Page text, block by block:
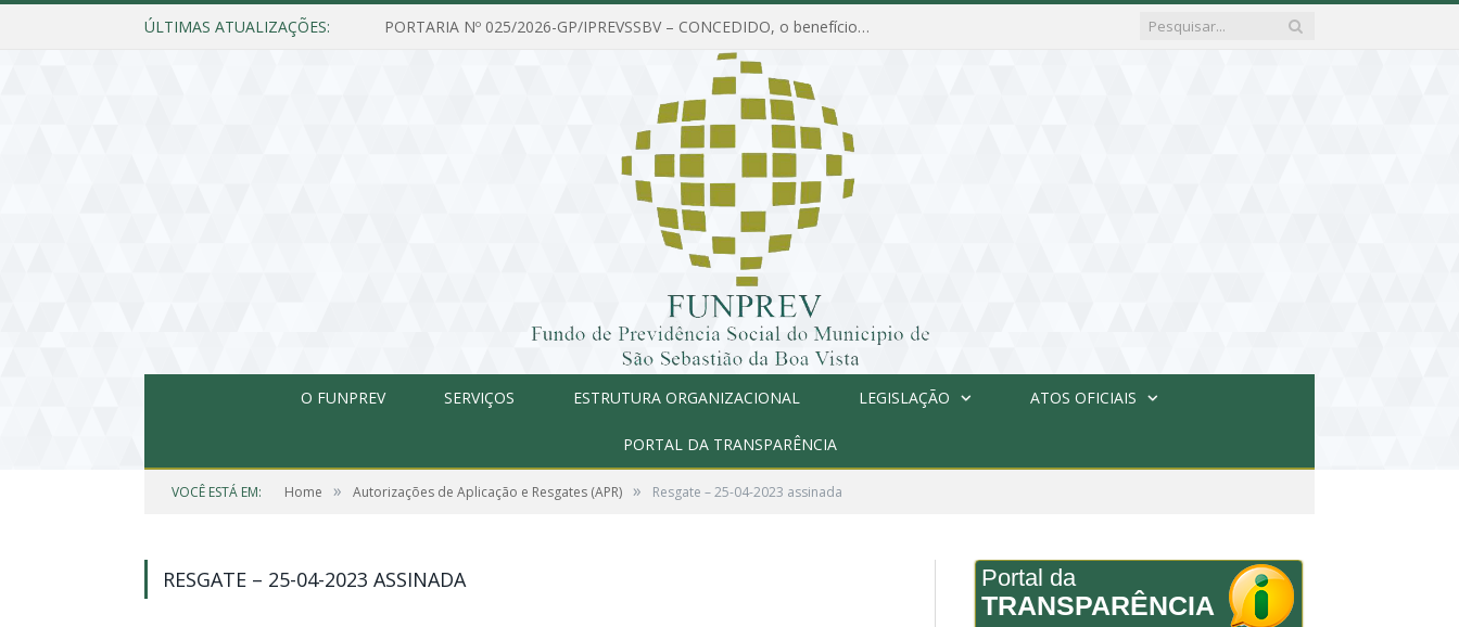
ÚLTIMAS ATUALIZAÇÕES: PORTARIA Nº 025/2026-GP/IPREVSSBV – CONCEDIDO, o benefício de PENSÃO a MARIA ESTELA DOS SANTOS SOUZA
O FUNPREV SERVIÇOS ESTRUTURA ORGANIZACIONAL LEGISLAÇÃO ATOS OFICIAIS
PORTAL DA TRANSPARÊNCIA
VOCÊ ESTÁ EM: Home » Autorizações de Aplicação e Resgates (APR) » Resgate – 25-04-2023 assinada
RESGATE – 25-04-2023 ASSINADA Portal da
TRANSPARÊNCIA